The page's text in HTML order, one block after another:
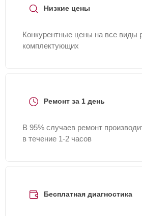
Низкие цены
Конкурентные цены на все виды
комплектующих
Ремонт за 1 день
В 95% случаев ремонт
в течение 1-2 часов
Бесплатная диагностика